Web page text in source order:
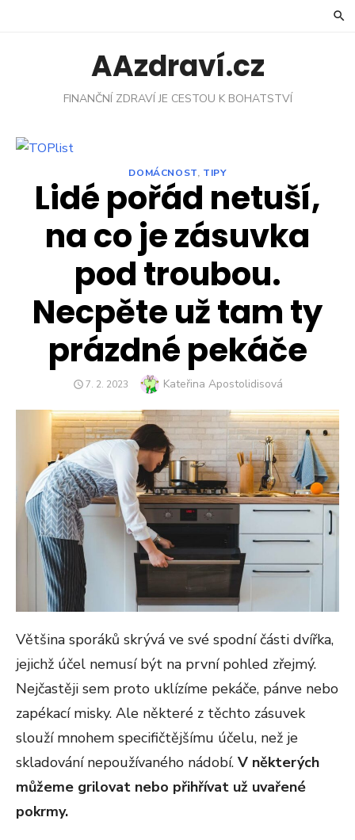
AAzdraví.cz
FINANČNÍ ZDRAVÍ JE CESTOU K BOHATSTVÍ
DOMÁCNOST, TIPY
Lidé pořád netuší,
na co je zásuvka
pod troubou.
Necpěte už tam ty
prázdné pekáče
POSTED
7. 2. 2023 Author
Kateřina Apostolidisová
Většina sporáků skrývá ve své spodní části dvířka,
jejichž účel nemusí být na první pohled zřejmý.
Nejčastěji sem proto uklízíme pekáče, pánve nebo
zapékací misky. Ale některé z těchto zásuvek
slouží mnohem specifičtějšímu účelu, než je
skladování nepoužívaného nádobí. V některých
můžeme grilovat nebo přihřívat už uvařené
pokrmy.